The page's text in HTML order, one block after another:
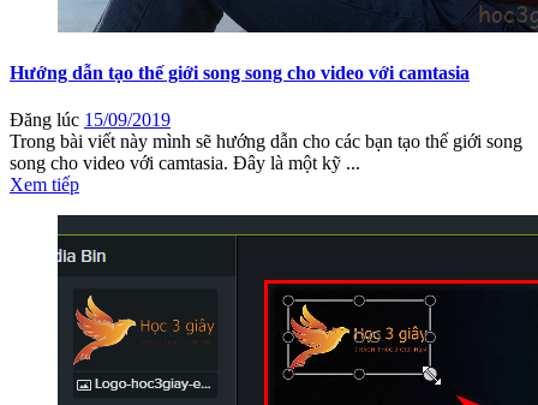
Hướng dẫn tạo thế giới song song cho video với camtasia
Đăng lúc 15/09/2019
Trong bài viết này mình sẽ hướng dẫn cho các bạn tạo thế giới song
song cho video với camtasia. Đây là một kỹ ...
Xem tiếp